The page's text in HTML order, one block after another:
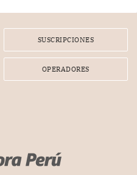
SUSCRIPCIONES
OPERADORES